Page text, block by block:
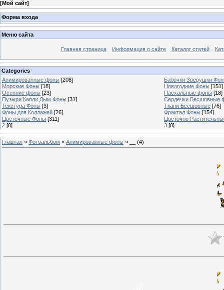
[Мой сайт]
Форма входа
Меню сайта
Главная страница Информация о сайте Каталог статей
Categories
Анимированные фоны [208]
Бабочки Зверушки
Морские Фоны [18] Новогодние Фоны [151]
Осенние фоны [23] Пасхальные фоны [18]
Пузыри Капли Дым Фоны [31]
Сердечки Бесшовные
Текстура Фоны [3] Ткани Бесшовные [76]
Фоны для Коллажей [26] Фрактал Фоны [154]
Цветочные Фоны [311]
Цветочно
2 [0] 3 [0]
Главная » Фотоальбом » Анимированные фоны » __ (4)